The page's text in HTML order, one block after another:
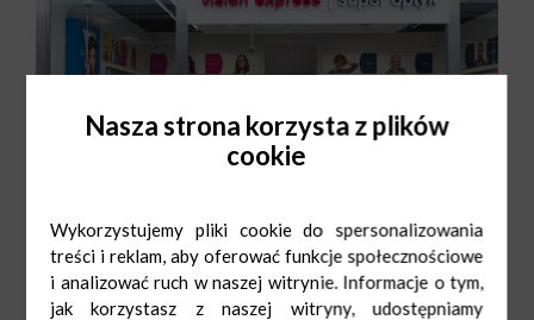
Mon-Sat: 9:00-21:00
12 352 32 68
ve4605@visionexpress.pl
Nasza strona korzysta z plików
cookie
Wykorzystujemy pliki cookie do spersonalizowania
treści i reklam, aby oferować funkcje społecznościowe
i analizować ruch w naszej witrynie. Informacje o tym,
jak korzystasz z naszej witryny, udostępniamy